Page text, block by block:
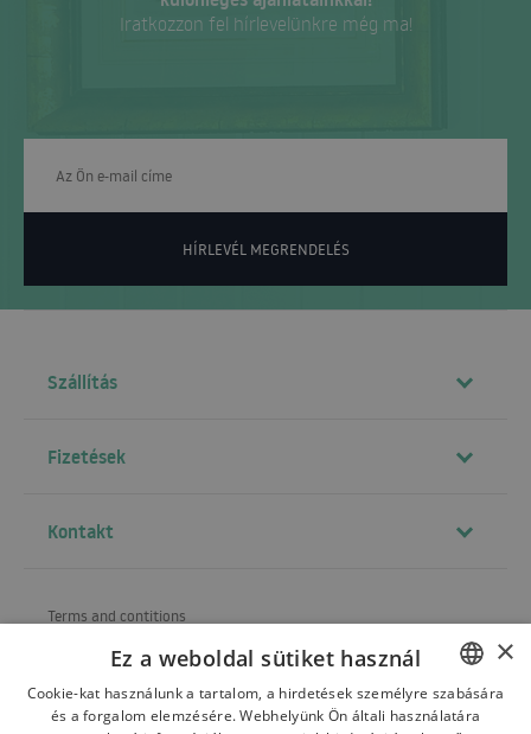
Iratkozzon fel hírlevelünkre még ma!
HÍRLEVÉL MEGRENDELÉS
Szállítás
Fizetések
Kontakt
Terms and contitions
POLISH
×
Ez a weboldal sütiket használ
Cookie-kat használunk a tartalom, a hirdetések személyre szabására
és a forgalom elemzésére. Webhelyünk Ön általi használatára